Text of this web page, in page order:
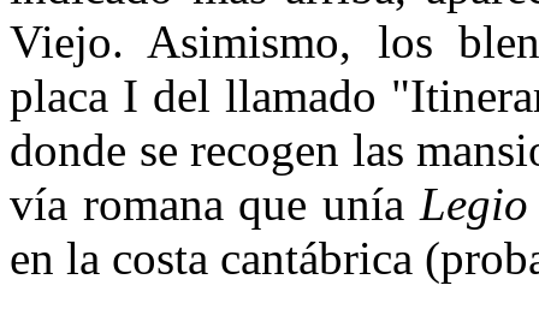
Viejo. Asimis­mo, los
placa I del llamado
donde se recogen las
vía romana que unía
en la costa cantábrica